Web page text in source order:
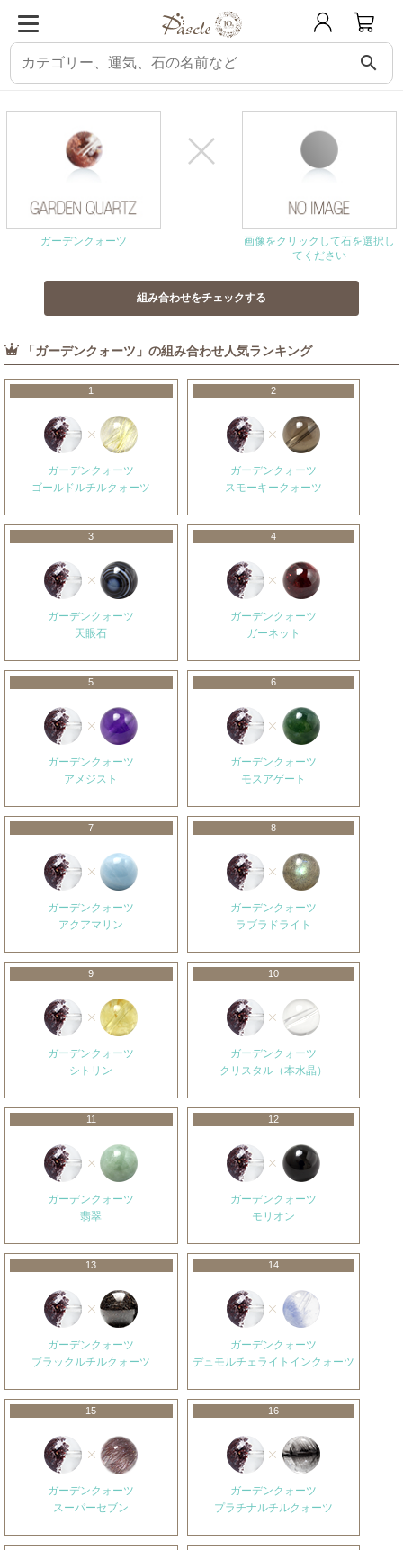
search
パスクル 組み合わせ・相性チェック ガーデンクォーツと相性の良い石
ガーデンクォーツ
画像をクリックして石を選択し
てください
「ガーデンクォーツ」の組み合わせ人気ランキング
1
ガーデンクォーツ
ゴールドルチルクォーツ
2
ガーデンクォーツ
スモーキークォーツ
3
ガーデンクォーツ
天眼石
4
ガーデンクォーツ
ガーネット
5
ガーデンクォーツ
アメジスト
6
ガーデンクォーツ
モスアゲート
7
ガーデンクォーツ
アクアマリン
8
ガーデンクォーツ
ラブラドライト
9
ガーデンクォーツ
シトリン
10
ガーデンクォーツ
クリスタル（本水晶）
11
ガーデンクォーツ
翡翠
12
ガーデンクォーツ
モリオン
13
ガーデンクォーツ
ブラックルチルクォーツ
14
ガーデンクォーツ
デュモルチェライトインクォーツ
15
ガーデンクォーツ
スーパーセブン
16
ガーデンクォーツ
プラチナルチルクォーツ